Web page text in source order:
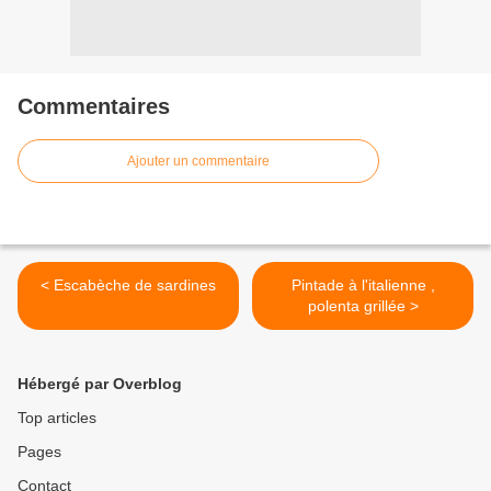
Commentaires
Ajouter un commentaire
< Escabèche de sardines
Pintade à l'italienne ,
polenta grillée >
Hébergé par Overblog
Top articles
Pages
Contact